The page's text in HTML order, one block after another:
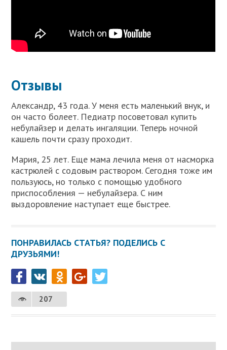
Отзывы
Александр, 43 года. У меня есть маленький внук, и
он часто болеет. Педиатр посоветовал купить
небулайзер и делать ингаляции. Теперь ночной
кашель почти сразу проходит.
Мария, 25 лет. Еще мама лечила меня от насморка
кастрюлей с содовым раствором. Сегодня тоже им
пользуюсь, но только с помощью удобного
приспособления — небулайзера. С ним
выздоровление наступает еще быстрее.
ПОНРАВИЛАСЬ СТАТЬЯ? ПОДЕЛИСЬ С
ДРУЗЬЯМИ!
207